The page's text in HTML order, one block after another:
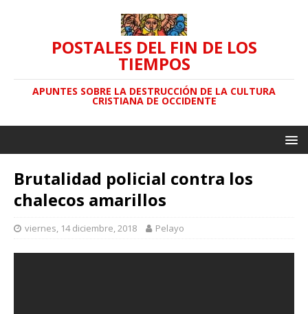
POSTALES DEL FIN DE LOS
TIEMPOS
APUNTES SOBRE LA DESTRUCCIÓN DE LA CULTURA
CRISTIANA DE OCCIDENTE
Brutalidad policial contra los
chalecos amarillos
viernes, 14 diciembre, 2018 Pelayo